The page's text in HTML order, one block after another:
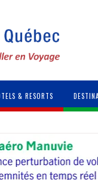
& RESORTS